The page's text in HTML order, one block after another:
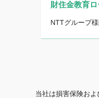
財住金教育
NTTグループ
当社は損害保険お